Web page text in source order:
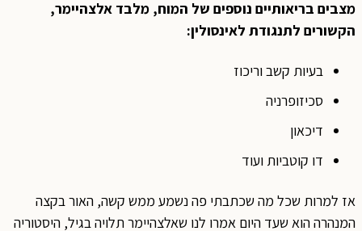
מצבים בריאותיים נוספים של המוח, מלבד אלצהיימר,
הקשורים לתנגודת לאינסולין:
בעיות קשב וריכוז
סכיזופרניה
דיכאון
דו קוטביות ועוד
אז למרות שכל מה שכתבתי פה נשמע ממש קשה, האור בקצה
המנהרה הוא שעד היום אמרו לנו שאלצהיימר תלויה בגיל, היסטוריה